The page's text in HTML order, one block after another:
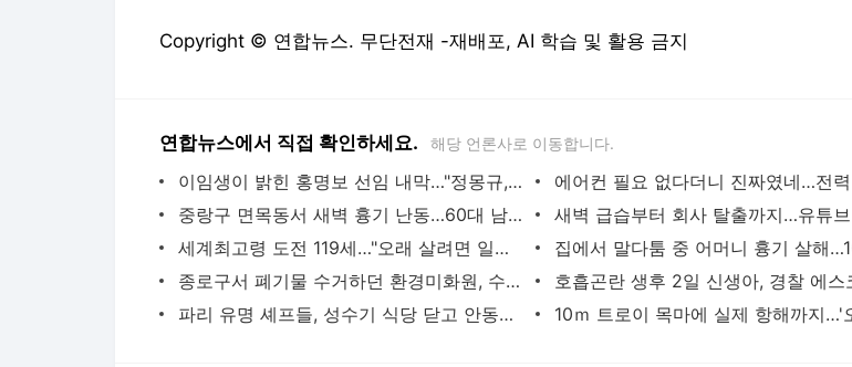
Copyright © 연합뉴스. 무단전재 -재배포, AI 학습 및 활용 금지
연합뉴스에서 직접 확인하세요. 해당 언론사로 이동합니다.
이임생이 밝힌 홍명보 선임 내막…"정몽규, TD판단 믿는다고 해"(종합) | 연합뉴스
중랑구 면목동서 새벽 흉기 난동…60대 남성 2명 사망 | 연합뉴스
세계최고령 도전 119세…"오래 살려면 일하고 건강하게 먹어라" | 연합뉴스
종로구서 폐기물 수거하던 환경미화원, 수거차에 치여 숨져 | 연합뉴스
파리 유명 셰프들, 성수기 식당 닫고 안동서 한식 배운다 | 연합뉴스